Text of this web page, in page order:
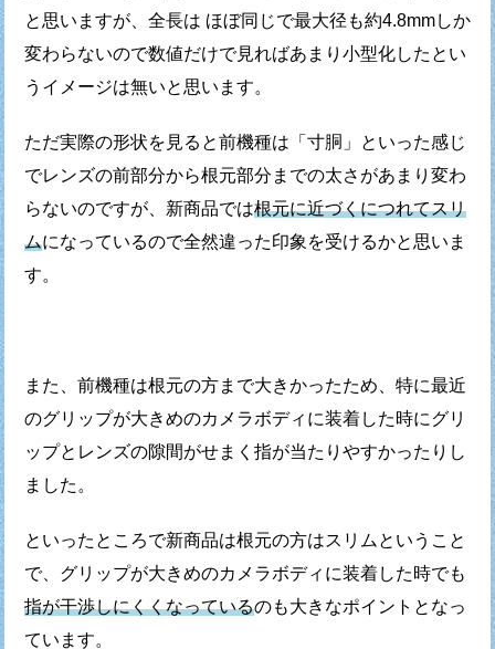
と思いますが、 全長は ほぼ同じで最大径も約4.8mmしか
変わらないので数値だけで見ればあまり小型化したとい
うイメージは無いと思います。
ただ実際の形状を見ると前機種は「寸胴」といった感じ
でレンズの前部分から根元部分までの太さがあまり変わ
らないのですが、 新商品では根元に近づくにつれてスリ
ムになっているので全然違った印象を受けるかと思いま
す。
また、前機種は根元の方まで大きかったため、 特に最近
のグリップが大きめのカメラボディに装着した時にグリ
ップとレンズの隙間がせまく指が当たりやすかったりし
ました。
といったところで新商品は根元の方はスリムということ
で、 グリップが大きめのカメラボディに装着した時でも
指が干渉しにくくなっているのも大きなポイントとなっ
ています。